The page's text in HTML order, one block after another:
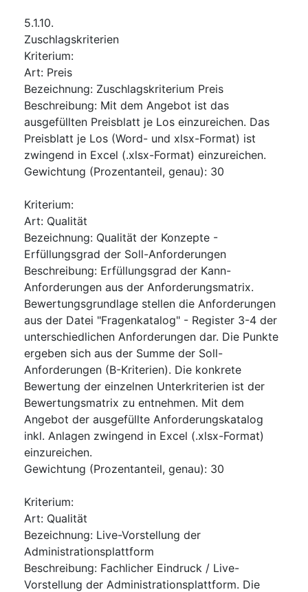
5.1.10.
Zuschlagskriterien
Kriterium:
Art: Preis
Bezeichnung: Zuschlagskriterium Preis
Beschreibung: Mit dem Angebot ist das
ausgefüllten Preisblatt je Los einzureichen. Das
Preisblatt je Los (Word- und xlsx-Format) ist
zwingend in Excel (.xlsx-Format) einzureichen.
Gewichtung (Prozentanteil, genau): 30
Kriterium:
Art: Qualität
Bezeichnung: Qualität der Konzepte -
Erfüllungsgrad der Soll-Anforderungen
Beschreibung: Erfüllungsgrad der Kann-
Anforderungen aus der Anforderungsmatrix.
Bewertungsgrundlage stellen die Anforderungen
aus der Datei "Fragenkatalog" - Register 3-4 der
unterschiedlichen Anforderungen dar. Die Punkte
ergeben sich aus der Summe der Soll-
Anforderungen (B-Kriterien). Die konkrete
Bewertung der einzelnen Unterkriterien ist der
Bewertungsmatrix zu entnehmen. Mit dem
Angebot der ausgefüllte Anforderungskatalog
inkl. Anlagen zwingend in Excel (.xlsx-Format)
einzureichen.
Gewichtung (Prozentanteil, genau): 30
Kriterium:
Art: Qualität
Bezeichnung: Live-Vorstellung der
Administrationsplattform
Beschreibung: Fachlicher Eindruck / Live-
Vorstellung der Administrationsplattform. Die